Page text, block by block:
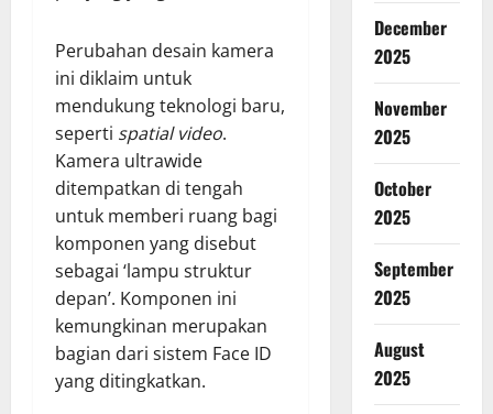
Perubahan desain kamera
ini diklaim untuk
mendukung teknologi baru,
seperti spatial video.
Kamera ultrawide
ditempatkan di tengah
untuk memberi ruang bagi
komponen yang disebut
sebagai ‘lampu struktur
depan’. Komponen ini
kemungkinan merupakan
bagian dari sistem Face ID
yang ditingkatkan.
December
2025
November
2025
October
2025
September
2025
August
2025